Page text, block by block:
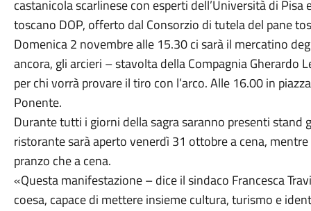
castanicola scarlinese con esperti dell’Università di
toscano DOP, offerto dal Consorzio di tutela del pane
Domenica 2 novembre alle 15.30 ci sarà il mercatino
ancora, gli arcieri – stavolta della Compagnia Gherardo
per chi vorrà provare il tiro con l’arco. Alle 16.00 in
Ponente.
Durante tutti i giorni della sagra saranno presenti stand
ristorante sarà aperto venerdì 31 ottobre a cena,
pranzo che a cena.
«Questa manifestazione – dice il sindaco Francesca
coesa, capace di mettere insieme cultura, turismo e